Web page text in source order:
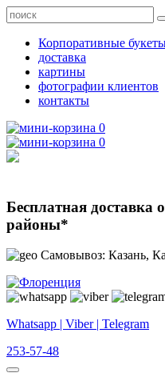
Корпоративные
доставка
картины
фотографии клиентов
контакты
0
0
Бесплатная доставка
районы*
Самовывоз: Казань,
Whatsapp | Viber | Telegram
253-57-48